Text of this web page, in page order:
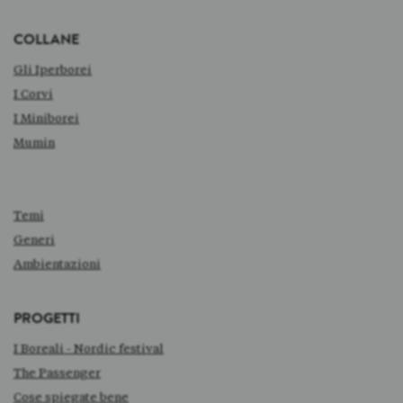
COLLANE
Gli Iperborei
I Corvi
I Miniborei
Mumin
Temi
Generi
Ambientazioni
PROGETTI
I Boreali - Nordic festival
The Passenger
Cose spiegate bene